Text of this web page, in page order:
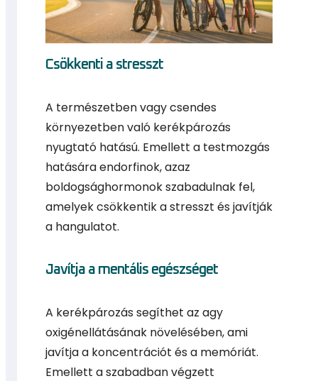
Csökkenti a stresszt
A természetben vagy csendes
környezetben való kerékpározás
nyugtató hatású. Emellett a testmozgás
hatására endorfinok, azaz
boldogsághormonok szabadulnak fel,
amelyek csökkentik a stresszt és javítják
a hangulatot.
Javítja a mentális egészséget
A kerékpározás segíthet az agy
oxigénellátásának növelésében, ami
javítja a koncentrációt és a memóriát.
Emellett a szabadban végzett
Idei újdonság
Síszerviz mellett 2025 decemberétől Salomon
Ne maradj le!